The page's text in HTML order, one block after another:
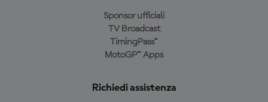
Sponsor ufficiali
TV Broadcast
TimingPass™
MotoGP™ Apps
Richiedi assistenza